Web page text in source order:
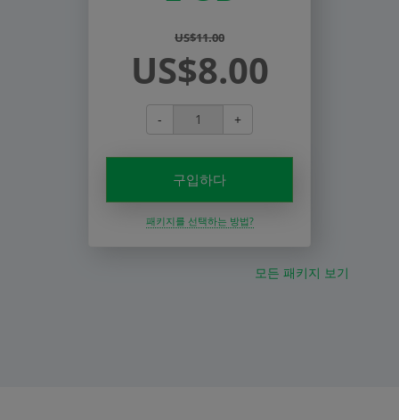
US$11.00
US$8.00
- +
구입하다
패키지를 선택하는 방법?
모든 패키지 보기